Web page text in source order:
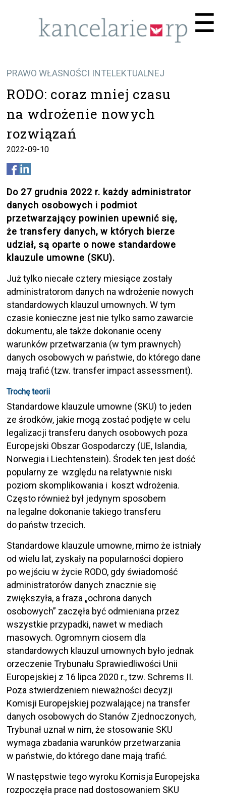
☰
PRAWO WŁASNOŚCI INTELEKTUALNEJ
RODO: coraz mniej czasu
na wdrożenie nowych
rozwiązań
2022-09-10
Do 27 grudnia 2022 r. każdy administrator
danych osobowych i podmiot
przetwarzający powinien upewnić się,
że transfery danych, w których bierze
udział, są oparte o nowe standardowe
klauzule umowne (SKU).
Już tylko niecałe cztery miesiące zostały
administratorom danych na wdrożenie nowych
standardowych klauzul umownych. W tym
czasie konieczne jest nie tylko samo zawarcie
dokumentu, ale także dokonanie oceny
warunków przetwarzania (w tym prawnych)
danych osobowych w państwie, do którego dane
mają trafić (tzw. transfer impact assessment).
Trochę teorii
Standardowe klauzule umowne (SKU) to jeden
ze środków, jakie mogą zostać podjęte w celu
legalizacji transferu danych osobowych poza
Europejski Obszar Gospodarczy (UE, Islandia,
Norwegia i Liechtenstein). Środek ten jest dość
popularny ze względu na relatywnie niski
poziom skomplikowania i koszt wdrożenia.
Często również był jedynym sposobem
na legalne dokonanie takiego transferu
do państw trzecich.
Standardowe klauzule umowne, mimo że istniały
od wielu lat, zyskały na popularności dopiero
po wejściu w życie RODO, gdy świadomość
administratorów danych znacznie się
zwiększyła, a fraza „ochrona danych
osobowych” zaczęła być odmieniana przez
wszystkie przypadki, nawet w mediach
masowych. Ogromnym ciosem dla
standardowych klauzul umownych było jednak
orzeczenie Trybunału Sprawiedliwości Unii
Europejskiej z 16 lipca 2020 r., tzw. Schrems II.
Poza stwierdzeniem nieważności decyzji
Komisji Europejskiej pozwalającej na transfer
danych osobowych do Stanów Zjednoczonych,
Trybunał uznał w nim, że stosowanie SKU
wymaga zbadania warunków przetwarzania
w państwie, do którego dane mają trafić.
W następstwie tego wyroku Komisja Europejska
rozpoczęła prace nad dostosowaniem SKU